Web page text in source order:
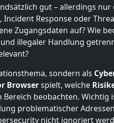
gut – allerdings
Response oder
Zugangsdaten auf? Wie
illegaler Handlung
sondern als
Browserspielt, welche
beobachten.
problematischer
nicht ignoriert